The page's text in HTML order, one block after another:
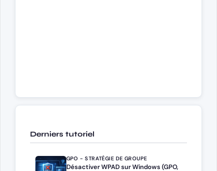
Derniers tutoriel
GPO - STRATÉGIE DE GROUPE
Désactiver WPAD sur Windows (GPO,